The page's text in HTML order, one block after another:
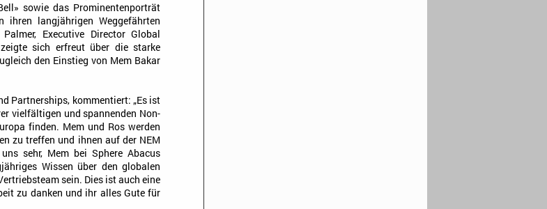
sowie das Prominentenporträt
langjährigen Weggefährten
Executive Director Global
sich erfreut über die starke
den Einstieg von Mem Bakar
Partnerships, kommentiert: „Es ist
vielfältigen und spannenden Non-
finden. Mem und Ros werden
zu treffen und ihnen auf der NEM
sehr, Mem bei Sphere Abacus
Wissen über den globalen
sein. Dies ist auch eine
zu danken und ihr alles Gute für